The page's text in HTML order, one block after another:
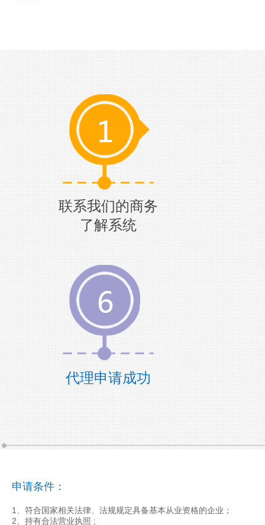
联系我们的商务
了解系统
代理申请成功
申请条件：
1、符合国家相关法律、法规规定具备基本从业资格的企业；
2、持有合法营业执照 ;